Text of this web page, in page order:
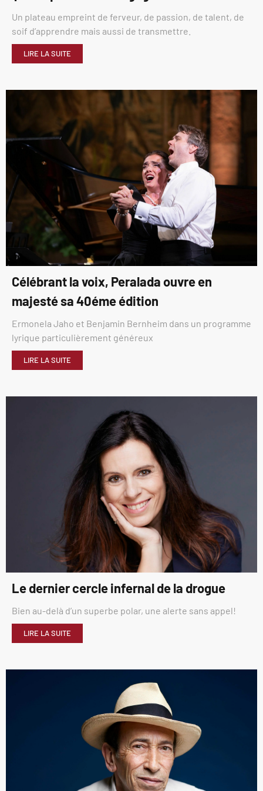
Un plateau empreint de ferveur, de passion, de talent, de
soif d’apprendre mais aussi de transmettre.
LIRE LA SUITE
Célébrant la voix, Peralada ouvre en
majesté sa 40éme édition
Ermonela Jaho et Benjamin Bernheim dans un programme
lyrique particulièrement généreux
LIRE LA SUITE
Le dernier cercle infernal de la drogue
Bien au-delà d’un superbe polar, une alerte sans appel!
LIRE LA SUITE